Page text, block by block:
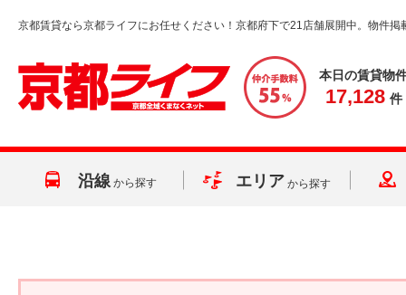
京都賃貸なら京都ライフにお任せください！京都府下で21店舗展開中。物件掲
本日の賃貸物
17,128 件
沿線 から探す エリア から探す